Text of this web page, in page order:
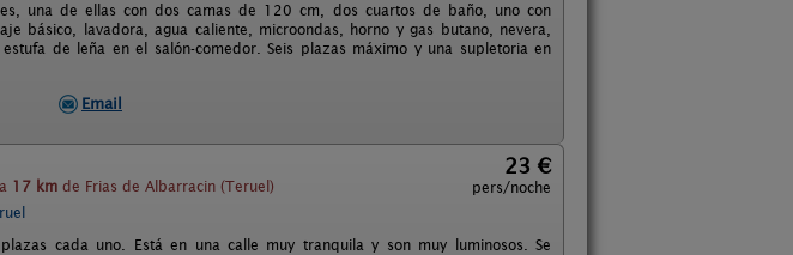
una de ellas con dos camas de 120 cm, dos cuartos de baño, uno con
básico, lavadora, agua caliente, microondas, horno y gas butano, nevera,
de leña en el salón-comedor. Seis plazas máximo y una supletoria en
Email
a 17 km de Frias de Albarracin (Teruel)
23 €
pers/noche
cada uno. Está en una calle muy tranquila y son muy luminosos. Se